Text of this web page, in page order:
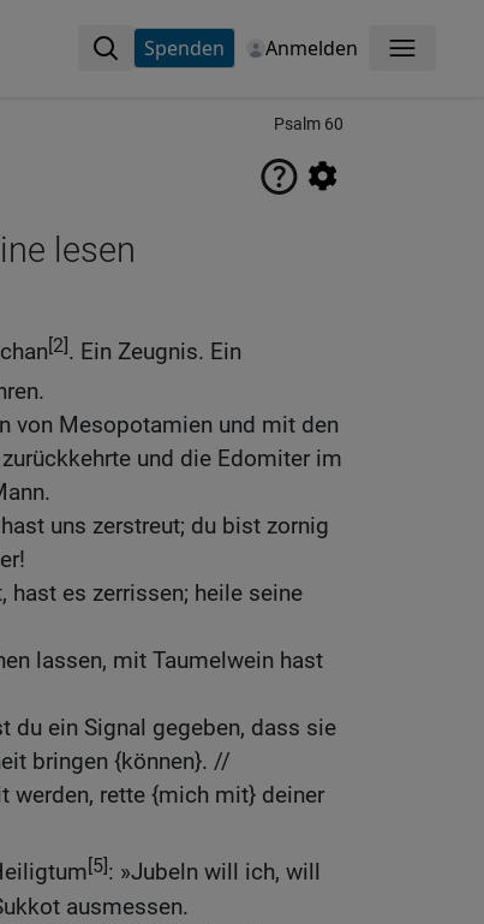
Spenden Anmelden Menü
Psalm 60
lesen
[2]. Ein Zeugnis. Ein
von Mesopotamien und mit den
und die Edomiter im
uns zerstreut; du bist zornig
hast es zerrissen; heile seine
lassen, mit Taumelwein hast
du ein Signal gegeben, dass sie
bringen {können}. //
werden, rette {mich mit} deiner
[5]: »Jubeln will ich, will
ausmessen.